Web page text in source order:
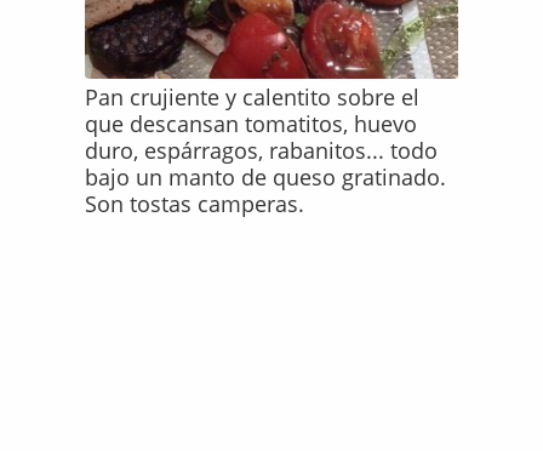
Pan crujiente y calentito sobre el
que descansan tomatitos, huevo
duro, espárragos, rabanitos... todo
bajo un manto de queso gratinado.
Son tostas camperas.